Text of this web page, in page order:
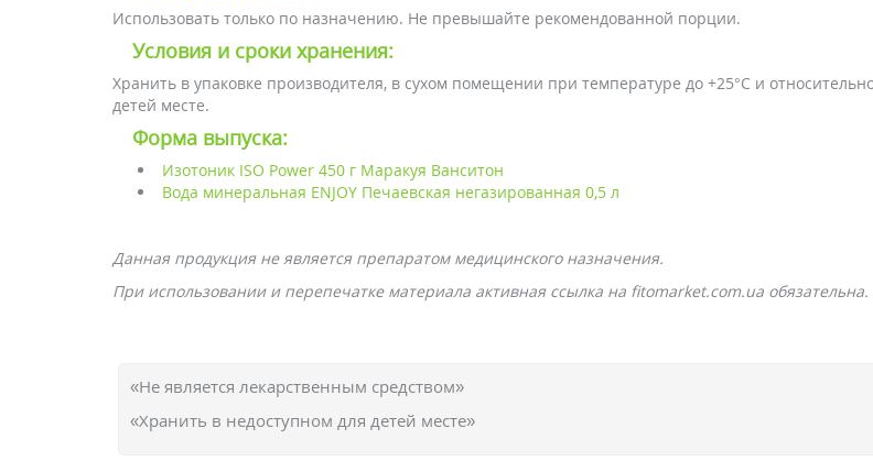
Использовать только по назначению. Не превышайте рекомендованной порции.
Условия и сроки хранения:
Хранить в упаковке производителя, в сухом помещении при температуре до +25°С и
детей месте.
Форма выпуска:
Изотоник ISO Power 450 г Маракуя Ванситон
Вода минеральная ENJOY Печаевская негазированная 0,5 л
Данная продукция не является препаратом медицинского назначения.
При использовании и перепечатке материала активная ссылка на fitomarket.com.ua обязательна.
«Не является лекарственным средством»
«Хранить в недоступном для детей месте»